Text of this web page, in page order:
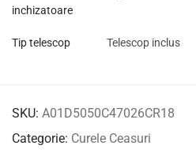
inchizatoare
Tip telescop Telescop inclus
SKU: A01D5050C47026CR18
Categorie: Curele Ceasuri